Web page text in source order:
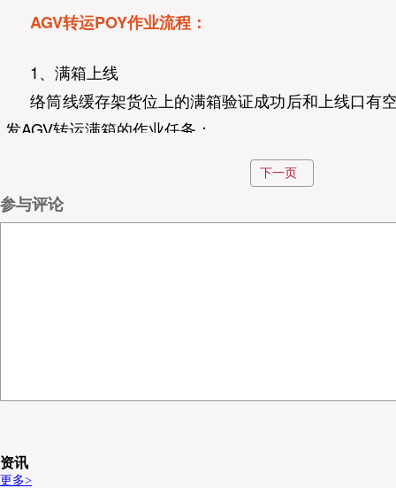
AGV转运POY作业流程：
1、满箱上线
络筒线缓存架货位上的满箱验证成功后和上线口有
发AGV转运满箱的作业任务；
AGV接收到作业指令后，首先自动运行至络筒线目
货过程中设备间进行信息交互，确保安全作业），装
线口目标货位进行卸载放货（放货过程中设备间进
下一页
参与评论
资讯
更多>